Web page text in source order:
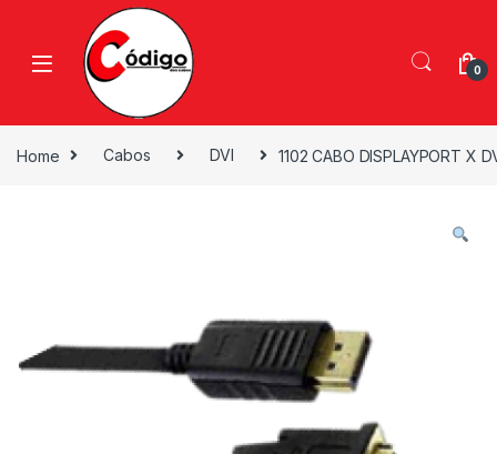
0
Home Cabos DVI 1102 CABO DISPLAYPORT X